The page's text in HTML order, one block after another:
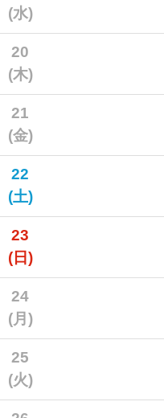
(水)
20
(木)
21
(金)
22
(土)
23
(日)
24
(月)
25
(火)